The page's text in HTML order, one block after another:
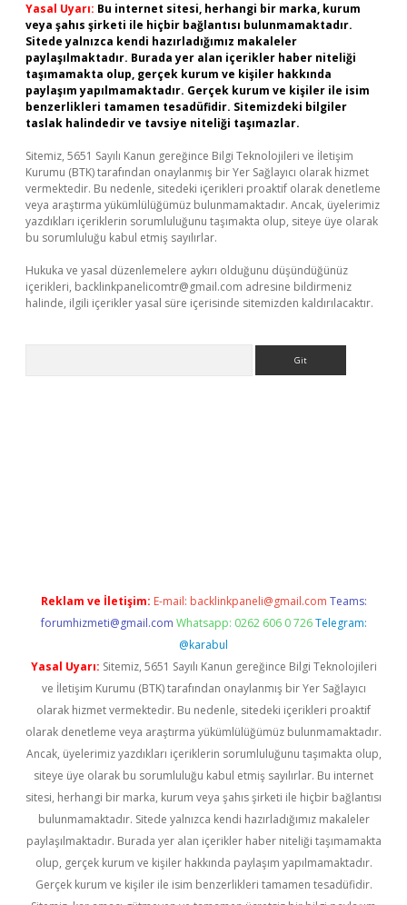
Yasal Uyarı: Bu internet sitesi, herhangi bir marka, kurum
veya şahıs şirketi ile hiçbir bağlantısı bulunmamaktadır.
Sitede yalnızca kendi hazırladığımız makaleler
paylaşılmaktadır. Burada yer alan içerikler haber niteliği
taşımamakta olup, gerçek kurum ve kişiler hakkında
paylaşım yapılmamaktadır. Gerçek kurum ve kişiler ile isim
benzerlikleri tamamen tesadüfidir. Sitemizdeki bilgiler
taslak halindedir ve tavsiye niteliği taşımazlar.
Sitemiz, 5651 Sayılı Kanun gereğince Bilgi Teknolojileri ve İletişim
Kurumu (BTK) tarafından onaylanmış bir Yer Sağlayıcı olarak hizmet
vermektedir. Bu nedenle, sitedeki içerikleri proaktif olarak denetleme
veya araştırma yükümlülüğümüz bulunmamaktadır. Ancak, üyelerimiz
yazdıkları içeriklerin sorumluluğunu taşımakta olup, siteye üye olarak
bu sorumluluğu kabul etmiş sayılırlar.
Hukuka ve yasal düzenlemelere aykırı olduğunu düşündüğünüz
içerikleri, backlinkpanelicomtr@gmail.com adresine bildirmeniz
halinde, ilgili içerikler yasal süre içerisinde sitemizden kaldırılacaktır.
Reklam ve İletişim: E-mail: backlinkpaneli@gmail.com Teams:
forumhizmeti@gmail.com Whatsapp: 0262 606 0 726 Telegram:
@karabul
Yasal Uyarı: Sitemiz, 5651 Sayılı Kanun gereğince Bilgi Teknolojileri
ve İletişim Kurumu (BTK) tarafından onaylanmış bir Yer Sağlayıcı
olarak hizmet vermektedir. Bu nedenle, sitedeki içerikleri proaktif
olarak denetleme veya araştırma yükümlülüğümüz bulunmamaktadır.
Ancak, üyelerimiz yazdıkları içeriklerin sorumluluğunu taşımakta olup,
siteye üye olarak bu sorumluluğu kabul etmiş sayılırlar. Bu internet
sitesi, herhangi bir marka, kurum veya şahıs şirketi ile hiçbir bağlantısı
bulunmamaktadır. Sitede yalnızca kendi hazırladığımız makaleler
paylaşılmaktadır. Burada yer alan içerikler haber niteliği taşımamakta
olup, gerçek kurum ve kişiler hakkında paylaşım yapılmamaktadır.
Gerçek kurum ve kişiler ile isim benzerlikleri tamamen tesadüfidir.